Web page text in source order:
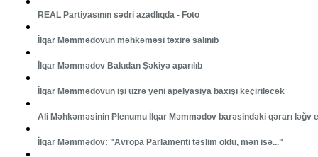
REAL Partiyasının sədri azadlıqda - Foto
İlqar Məmmədovun məhkəməsi təxirə salınıb
İlqar Məmmədov Bakıdan Şəkiyə aparılıb
İlqar Məmmədovun işi üzrə yeni apelyasiya baxışı keçiriləcək
Ali Məhkəməsinin Plenumu İlqar Məmmədov barəsindəki qərarı ləğv
İlqar Məmmədov: "Avropa Parlamenti təslim oldu, mən isə..."